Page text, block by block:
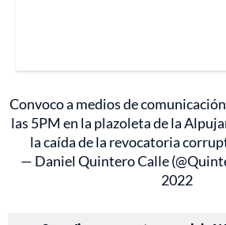
Convoco a medios de
las 5PM en la plazoleta de la
la caída de la revocatoria
— Daniel Quintero Calle
2022